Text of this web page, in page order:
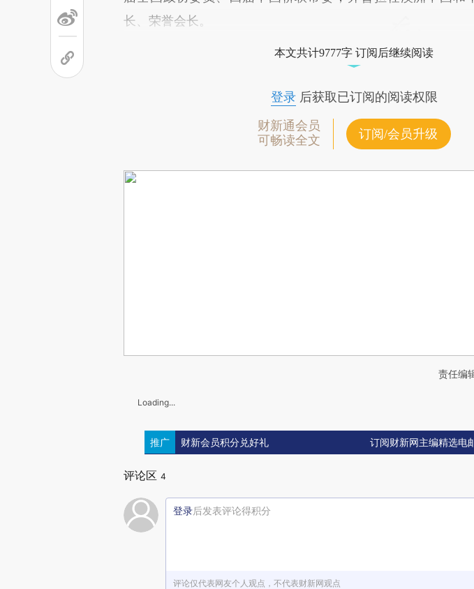
长、荣誉会长。
本文共计9777字 订阅后继续阅读
登录后获取已订阅的阅读权限
财新通会员
可畅读全文
订阅/会员升级
责任编
Loading...
推广 财新会员积分兑好礼 订阅财新网主编精选电
评论区 4
登录后发表评论得积分
评论仅代表网友个人观点，不代表财新网观点